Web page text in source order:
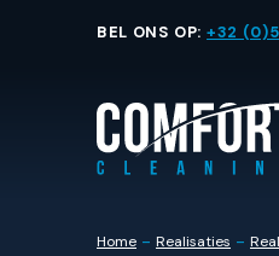
BEL ONS OP: +32
Home - Realisaties -